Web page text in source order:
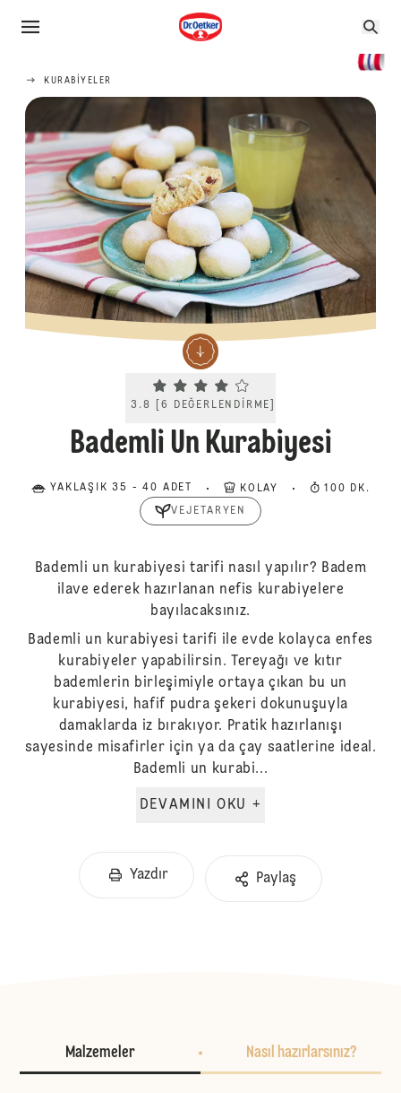
KURABIYELER
Current rating 3.8. Click to rate.
3.8 [6 DEĞERLENDIRME
Bademli Un Kurabiyesi
YAKLAŞIK 35 - 40 ADET KOLAY 100 DK.
VEJETARYEN
Bademli un kurabiyesi tarifi nasıl yapılır? Badem
ilave ederek hazırlanan nefis kurabiyelere
bayılacaksınız.
Bademli un kurabiyesi tarifi ile evde kolayca enfes
kurabiyeler yapabilirsin. Tereyağı ve kıtır
bademlerin birleşimiyle ortaya çıkan bu un
kurabiyesi, hafif pudra şekeri dokunuşuyla
damaklarda iz bırakıyor. Pratik hazırlanışı
sayesinde misafirler için ya da çay saatlerine ideal.
Bademli un kurabi...
DEVAMINI OKU +
Yazdır Paylaş
Malzemeler Nasıl hazırlarsınız?